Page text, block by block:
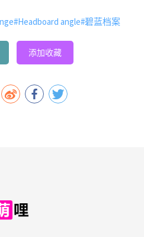
#Headboard angle#碧蓝档案
添加收藏